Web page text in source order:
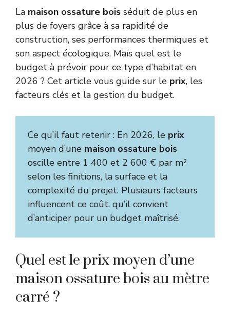
La maison ossature bois séduit de plus en
plus de foyers grâce à sa rapidité de
construction, ses performances thermiques et
son aspect écologique. Mais quel est le
budget à prévoir pour ce type d’habitat en
2026 ? Cet article vous guide sur le prix, les
facteurs clés et la gestion du budget.
Ce qu’il faut retenir : En 2026, le prix
moyen d’une maison ossature bois
oscille entre 1 400 et 2 600 € par m²
selon les finitions, la surface et la
complexité du projet. Plusieurs facteurs
influencent ce coût, qu’il convient
d’anticiper pour un budget maîtrisé.
Quel est le prix moyen d’une
maison ossature bois au mètre
carré ?